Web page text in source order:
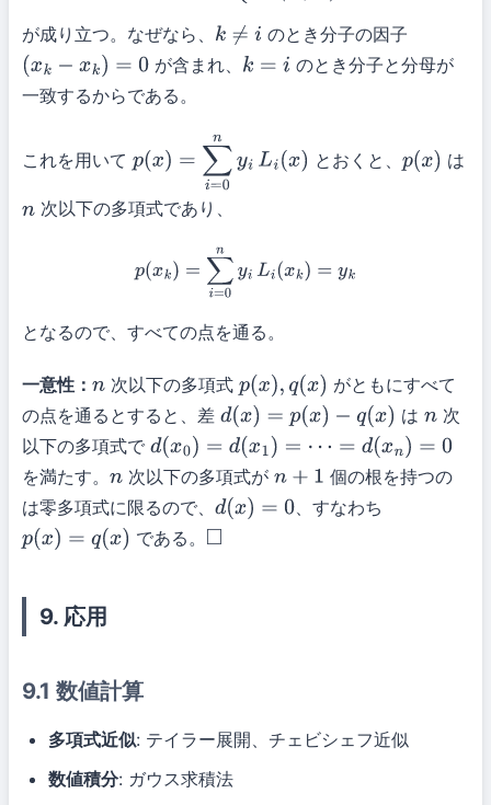
が成り立つ。なぜなら、 k≠i
のとき分子の因子
(xk− xk )=0 が含まれ、 k=i
のとき分子と分母が
一致するからである。
これを用いて p(x)= ∑i= 0n y iLi (x) とおくと、 p(x) は
n次以下の多項式であり、
(x =∑i=0 iL (x =
となるので、すべての点を通る。
一意性： n次以下の多項式 p(x),q (x)
がともにすべて
の点を通るとすると、差 d(x)= p( x)−q( x) は n次
以下の多項式で d(x0)= d( x1)=⋯ =d x n ) =0
を満たす。 n次以下の多項式が n+1
個の根を持つの
は零多項式に限るので、 d(x)= 0
、すなわち
p(x)= q( x) である。 ◻
9. 応用
9.1 数値計算
多項式近似: テイラー展開、チェビシェフ近似
数値積分: ガウス求積法